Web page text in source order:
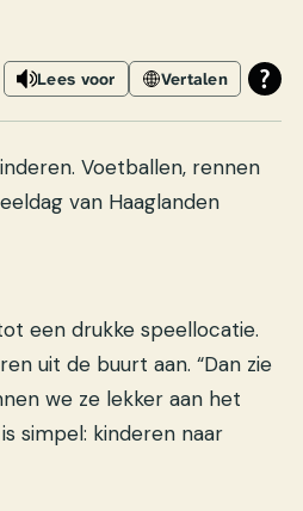
Lees voor Vertalen
Voetballen, rennen
van Haaglanden
een drukke speellocatie.
uit de buurt aan. “Dan zie
we ze lekker aan het
simpel: kinderen naar